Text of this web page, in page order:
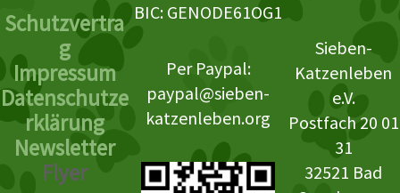
Schutzvertra
g
Impressum
Datenschutze
rklärung
Newsletter
Flyer
BIC: GENODE61OG1
Per Paypal:
paypal@sieben-
katzenleben.org
Sieben-
Katzenleben
e.V.
Postfach 20 01
31
32521 Bad